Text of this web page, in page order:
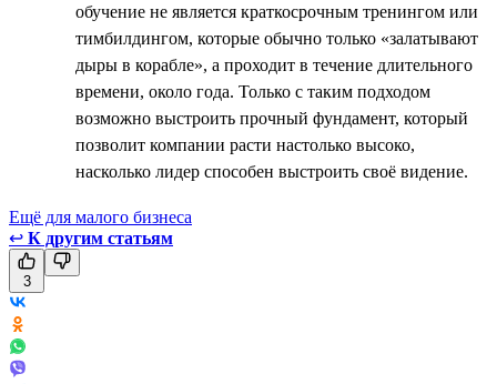
обучение не является краткосрочным тренингом или
тимбилдингом, которые обычно только «залатывают
дыры в корабле», а проходит в течение длительного
времени, около года. Только с таким подходом
возможно выстроить прочный фундамент, который
позволит компании расти настолько высоко,
насколько лидер способен выстроить своё видение.
Ещё для малого бизнеса
↩ К другим статьям
3